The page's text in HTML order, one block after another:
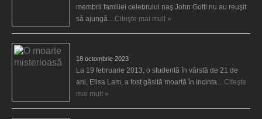
membrii familiei celebrului naş John Gotti nu au reuşit
să ajungă… Citeşte mai mult »
18 octombrie 2023
La 19 februarie 2013, o studentă în vârstă de 21 de
ani, Elisa Lam, a fost găsită moartă în incinta… Citeşte
mai mult »